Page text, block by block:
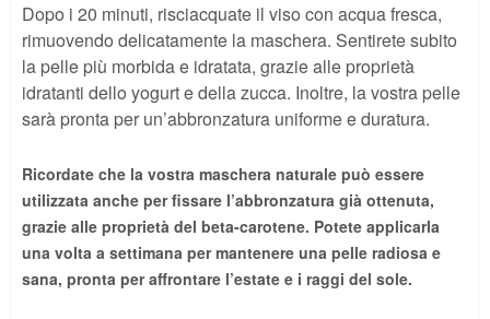
Dopo i 20 minuti, risciacquate il viso con acqua fresca,
rimuovendo delicatamente la maschera. Sentirete subito
la pelle più morbida e idratata, grazie alle proprietà
idratanti dello yogurt e della zucca. Inoltre, la vostra pelle
sarà pronta per un’abbronzatura uniforme e duratura.
Ricordate che la vostra maschera naturale può essere
utilizzata anche per fissare l’abbronzatura già ottenuta,
grazie alle proprietà del beta-carotene. Potete applicarla
una volta a settimana per mantenere una pelle radiosa e
sana, pronta per affrontare l’estate e i raggi del sole.